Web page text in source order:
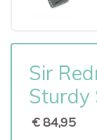
Sir
Sturdy
€ 84,95